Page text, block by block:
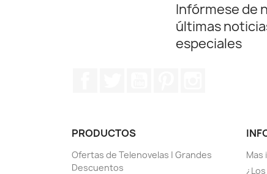
Infórmese de
últimas
especiales
PRODUCTOS
Ofertas de Telenovelas | Grandes
Descuentos
Mas